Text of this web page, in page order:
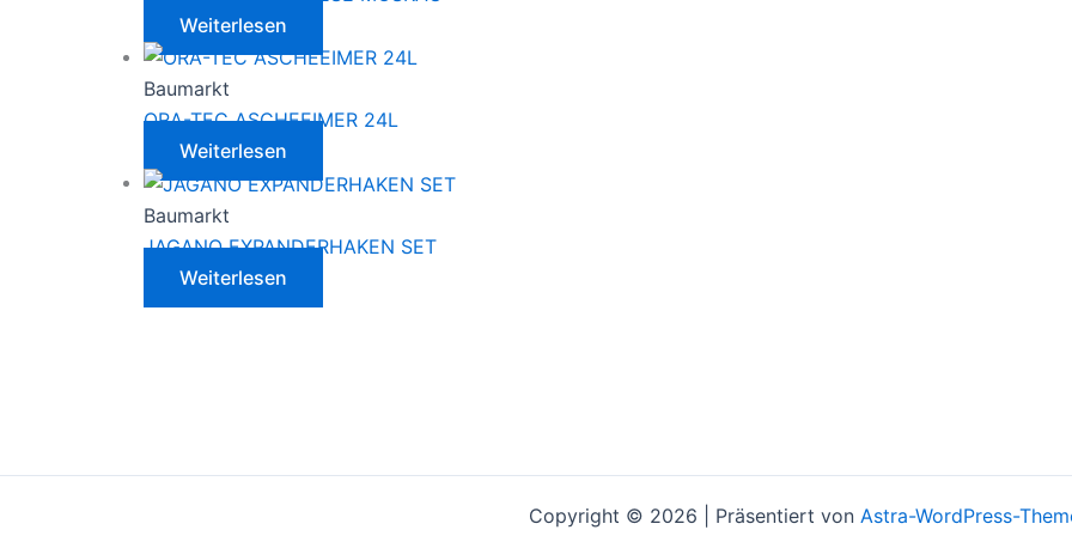
Weiterlesen
Baumarkt
ORA-TEC ASCHEEIMER 24L
Weiterlesen
Baumarkt
JAGANO EXPANDERHAKEN SET
Weiterlesen
Copyright © 2026 | Präsentiert von Astra-WordPress-